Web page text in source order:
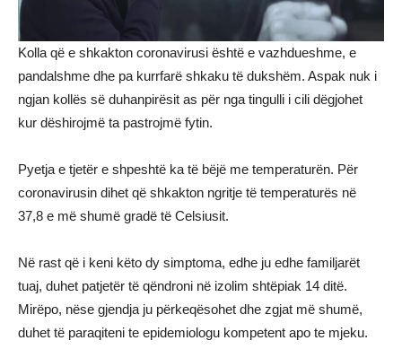
Kolla që e shkakton coronavirusi është e vazhdueshme, e
pandalshme dhe pa kurrfarë shkaku të dukshëm. Aspak nuk i
ngjan kollës së duhanpirësit as për nga tingulli i cili dëgjohet
kur dëshirojmë ta pastrojmë fytin.
Pyetja e tjetër e shpeshtë ka të bëjë me temperaturën. Për
coronavirusin dihet që shkakton ngritje të temperaturës në
37,8 e më shumë gradë të Celsiusit.
Në rast që i keni këto dy simptoma, edhe ju edhe familjarët
tuaj, duhet patjetër të qëndroni në izolim shtëpiak 14 ditë.
Mirëpo, nëse gjendja ju përkeqësohet dhe zgjat më shumë,
duhet të paraqiteni te epidemiologu kompetent apo te mjeku.